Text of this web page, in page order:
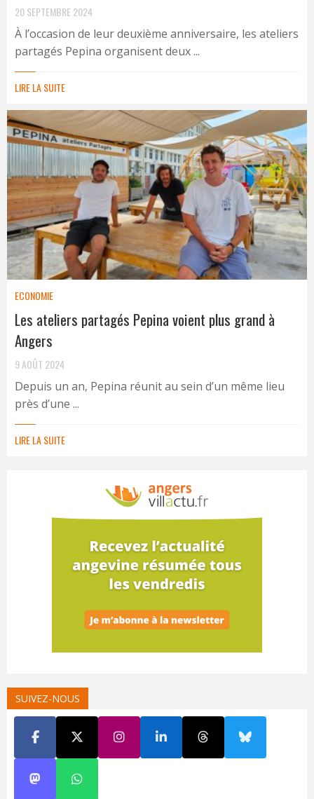
20 SEPTEMBRE 2024
À l’occasion de leur deuxième anniversaire, les ateliers
partagés Pepina organisent deux ...
LIRE LA SUITE
ECONOMIE
Les ateliers partagés Pepina voient plus grand à
Angers
9 AOÛT 2024
Depuis un an, Pepina réunit au sein d’un même lieu
près d’une ...
LIRE LA SUITE
SUIVEZ-NOUS